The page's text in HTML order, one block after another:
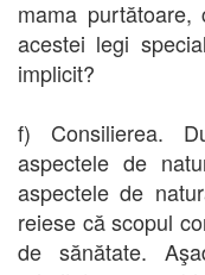
mama
acestei legi
implicit?
f) Consilierea.
aspectele de
aspectele de
reiese că scopul
de sănătate.